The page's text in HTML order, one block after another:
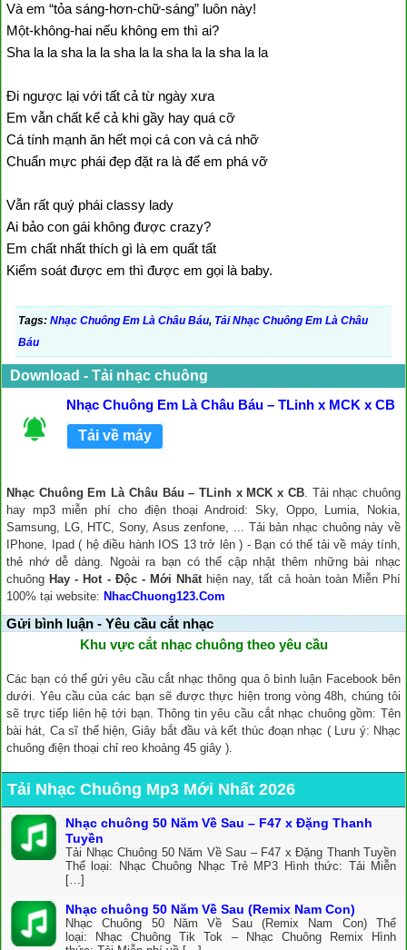
Và em “tỏa sáng-hơn-chữ-sáng” luôn này!
Một-không-hai nếu không em thì ai?
Sha la la sha la la sha la la sha la la sha la la
Đi ngược lại với tất cả từ ngày xưa
Em vẫn chất kể cả khi gầy hay quá cỡ
Cá tính mạnh ăn hết mọi cá con và cá nhỡ
Chuẩn mực phái đẹp đặt ra là để em phá vỡ
Vẫn rất quý phái classy lady
Ai bảo con gái không được crazy?
Em chất nhất thích gì là em quất tất
Kiểm soát được em thì được em gọi là baby.
Tags: Nhạc Chuông Em Là Châu Báu, Tải Nhạc Chuông Em Là Châu
Báu
Download - Tải nhạc chuông
Nhạc Chuông Em Là Châu Báu – TLinh x MCK x CB
Tải về máy
Nhạc Chuông Em Là Châu Báu – TLinh x MCK x CB. Tải nhạc chuông
hay mp3 miễn phí cho điện thoại Android: Sky, Oppo, Lumia, Nokia,
Samsung, LG, HTC, Sony, Asus zenfone, ... Tải bản nhạc chuông này về
IPhone, Ipad ( hệ điều hành IOS 13 trở lên ) - Bạn có thể tải về máy tính,
thẻ nhớ dễ dàng. Ngoài ra bạn có thể cập nhật thêm những bài nhạc
chuông Hay - Hot - Độc - Mới Nhấthiện nay, tất cả hoàn toàn Miễn Phí
100% tại website: NhacChuong123.Com
Gửi bình luận - Yêu cầu cắt nhạc
Khu vực cắt nhạc chuông theo yêu cầu
Các bạn có thể gửi yêu cầu cắt nhạc thông qua ô bình luận Facebook bên
dưới. Yêu cầu của các bạn sẽ được thực hiện trong vòng 48h, chúng tôi
sẽ trực tiếp liên hệ tới bạn. Thông tin yêu cầu cắt nhạc chuông gồm: Tên
bài hát, Ca sĩ thể hiện, Giây bắt đầu và kết thúc đoạn nhạc ( Lưu ý: Nhạc
chuông điện thoại chỉ reo khoảng 45 giây ).
Tải Nhạc Chuông Mp3 Mới Nhất 2026
Nhạc chuông 50 Năm Về Sau – F47 x Đặng Thanh
Tuyền
Tải Nhạc Chuông 50 Năm Về Sau – F47 x Đặng Thanh Tuyền
Thể loại: Nhạc Chuông Nhạc Trẻ MP3 Hình thức: Tải Miễn
[…]
Nhạc chuông 50 Năm Về Sau (Remix Nam Con)
Nhạc Chuông 50 Năm Về Sau (Remix Nam Con) Thể
loại: Nhạc Chuông Tik Tok – Nhạc Chuông Remix Hình